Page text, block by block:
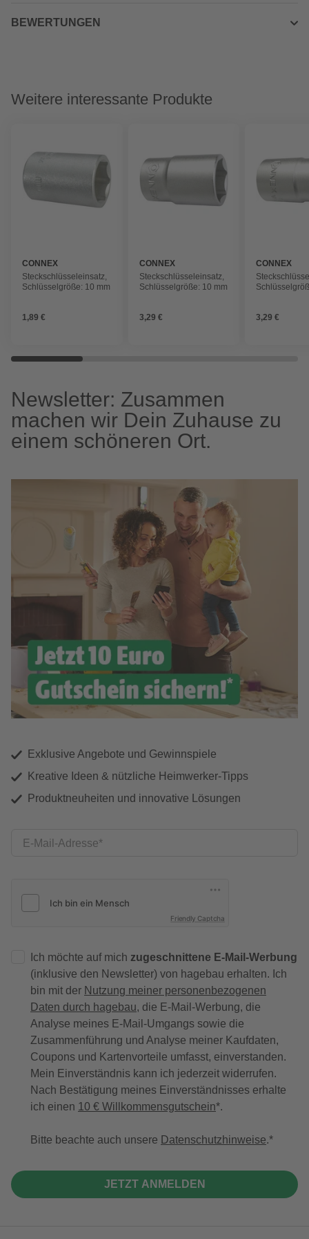
BEWERTUNGEN
Weitere interessante Produkte
CONNEX
Steckschlüsseleinsatz,
Schlüsselgröße: 10 mm
1,89 €
CONNEX
Steckschlüsseleinsatz,
Schlüsselgröße: 10 mm
3,29 €
CONNEX
3,29 €
Newsletter: Zusammen
machen wir Dein Zuhause zu
einem schöneren Ort.
Exklusive Angebote und Gewinnspiele
Kreative Ideen & nützliche Heimwerker-Tipps
Produktneuheiten und innovative Lösungen
E-Mail-Adresse
Friendly Captcha
Ich möchte auf mich zugeschnittene E-Mail-Werbung
(inklusive den Newsletter) von hagebau erhalten. Ich
bin mit der Nutzung meiner personenbezogenen
Daten durch hagebau, die E-Mail-Werbung, die
Analyse meines E-Mail-Umgangs sowie die
Zusammenführung und Analyse meiner Kaufdaten,
Coupons und Kartenvorteile umfasst, einverstanden.
Mein Einverständnis kann ich jederzeit widerrufen.
Nach Bestätigung meines Einverständnisses erhalte
ich einen 10 € Willkommensgutschein*.
Bitte beachte auch unsere Datenschutzhinweise.
JETZT ANMELDEN